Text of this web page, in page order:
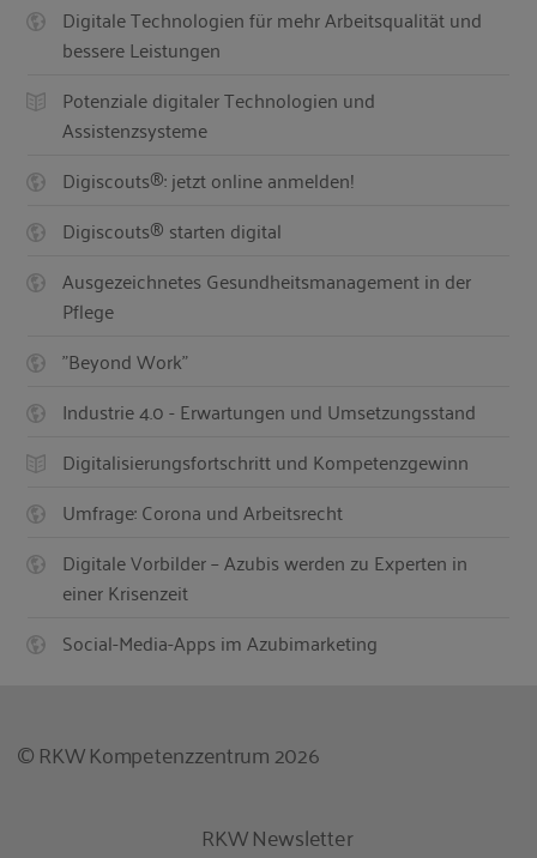
Digitale Technologien für mehr Arbeitsqualität und
bessere Leistungen
Potenziale digitaler Technologien und
Assistenzsysteme
Digiscouts®: jetzt online anmelden!
Digiscouts® starten digital
Ausgezeichnetes Gesundheitsmanagement in der
Pflege
"Beyond Work"
Industrie 4.0 - Erwartungen und Umsetzungsstand
Digitalisierungsfortschritt und Kompetenzgewinn
Umfrage: Corona und Arbeitsrecht
Digitale Vorbilder – Azubis werden zu Experten in
einer Krisenzeit
Social-Media-Apps im Azubimarketing
© RKW Kompetenzzentrum 2026
RKW Newsletter